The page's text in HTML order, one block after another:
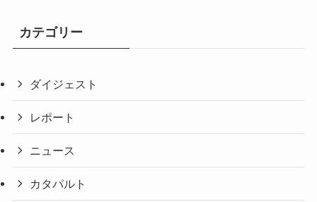
カテゴリー
ダイジェスト
レポート
ニュース
カタパルト